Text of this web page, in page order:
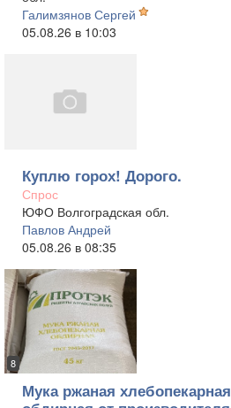
Галимзянов Сергей
05.08.26 в 10:03
Куплю горох! Дорого.
Спрос
ЮФО Волгоградская обл.
Павлов Андрей
05.08.26 в 08:35
8
Мука ржаная хлебопекарная